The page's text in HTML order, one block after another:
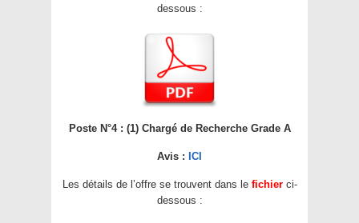
dessous :
Poste N°4 : (1) Chargé de Recherche Grade A
Avis : ICI
Les détails de l’offre se trouvent dans le fichier ci-
dessous :